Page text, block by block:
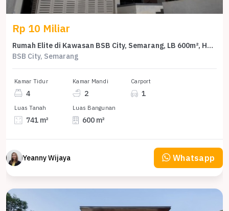
Rp 10 Miliar
Rumah Elite di Kawasan BSB City, Semarang, LB 600m², Harga 10 Miliar
BSB City, Semarang
Kamar Tidur
4
Kamar Mandi
2
Carport
1
Luas Tanah
741 m²
Luas Bangunan
600 m²
Yeanny Wijaya Whatsapp